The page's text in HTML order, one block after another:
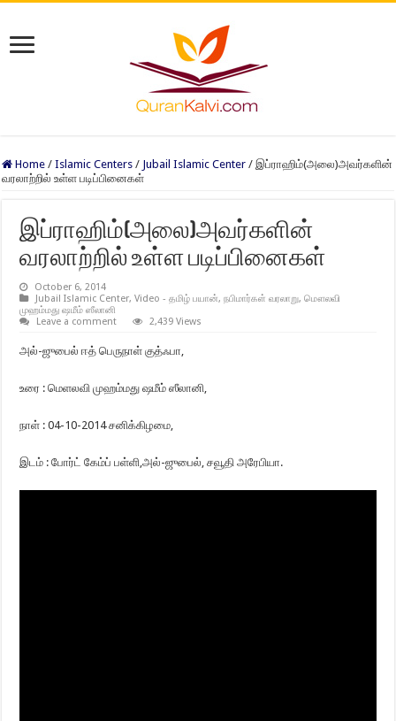
Home / Islamic Centers / Jubail Islamic Center / இப்ராஹிம்(அலை)அவர்களின்
வரலாற்றில் உள்ள படிப்பினைகள்
இப்ராஹிம்(அலை)அவர்களின்
வரலாற்றில் உள்ள படிப்பினைகள்
October 6, 2014
Jubail Islamic Center,Video - தமிழ் பயான்,நபிமார்கள் வரலாறு,மௌலவி
முஹம்மது ஷமீம் ஸீலானி
Leave a comment
2,439 Views
அல்-ஜுபைல் ஈத் பெருநாள் குத்ஃபா,
உரை : மெளலவி முஹம்மது ஷமீம் ஸீலானி,
நாள் : 04-10-2014 சனிக்கிழமை,
இடம் : போர்ட் கேம்ப் பள்ளி,அல்-ஜுபைல், சவூதி அரேபியா.